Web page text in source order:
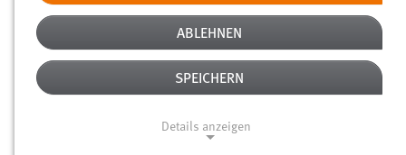
Erstellungsdatum
Alter
ABLEHNEN
SPEICHERN
Details anzeigen